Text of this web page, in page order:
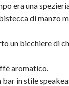
era una
di manzo
un bicchiere di
aromatico.
in stile